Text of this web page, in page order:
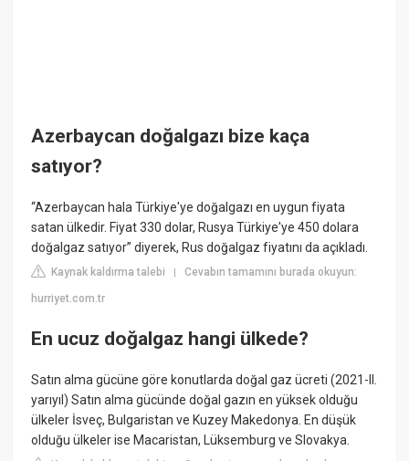
Azerbaycan doğalgazı bize kaça
satıyor?
“Azerbaycan hala Türkiye'ye doğalgazı en uygun fiyata
satan ülkedir. Fiyat 330 dolar, Rusya Türkiye'ye 450 dolara
doğalgaz satıyor” diyerek, Rus doğalgaz fiyatını da açıkladı.
Kaynak kaldırma talebi |Cevabın tamamını burada okuyun:
hurriyet.com.tr
En ucuz doğalgaz hangi ülkede?
Satın alma gücüne göre konutlarda doğal gaz ücreti (2021-II.
yarıyıl) Satın alma gücünde doğal gazın en yüksek olduğu
ülkeler İsveç, Bulgaristan ve Kuzey Makedonya. En düşük
olduğu ülkeler ise Macaristan, Lüksemburg ve Slovakya.